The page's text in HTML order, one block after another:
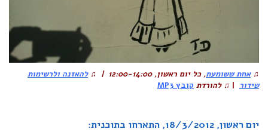
♫אחת ששומעת,כל יום ראשון, 12:00-14:00 |
♫ להאזנה ולרשימות
שידור
|
♫ להורדת קובץ MP3
יום ראשון, 18/3/2012, התארחו בתוכנית: